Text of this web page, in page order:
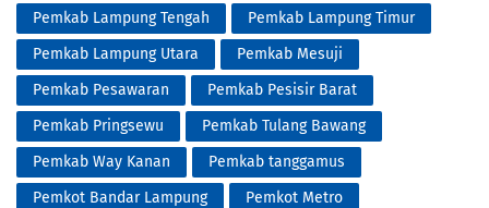
Pemkab Lampung Tengah
Pemkab Lampung Timur
Pemkab Lampung Utara
Pemkab Mesuji
Pemkab Pesawaran
Pemkab Pesisir Barat
Pemkab Pringsewu
Pemkab Tulang Bawang
Pemkab Way Kanan
Pemkab tanggamus
Pemkot Bandar Lampung
Pemkot Metro